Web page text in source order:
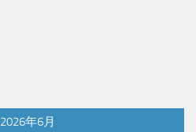
2026年6月